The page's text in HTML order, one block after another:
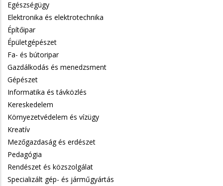
Egészségügy
Elektronika és elektrotechnika
Építőipar
Épületgépészet
Fa- és bútoripar
Gazdálkodás és menedzsment
Gépészet
Informatika és távközlés
Kereskedelem
Környezetvédelem és vízügy
Kreatív
Mezőgazdaság és erdészet
Pedagógia
Rendészet és közszolgálat
Specializált gép- és járműgyártás